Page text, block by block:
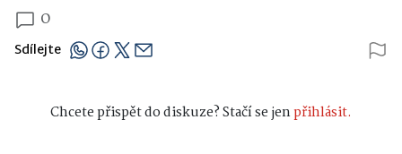
0
Sdílejte
Chcete přispět do diskuze? Stačí se jenpřihlásit.